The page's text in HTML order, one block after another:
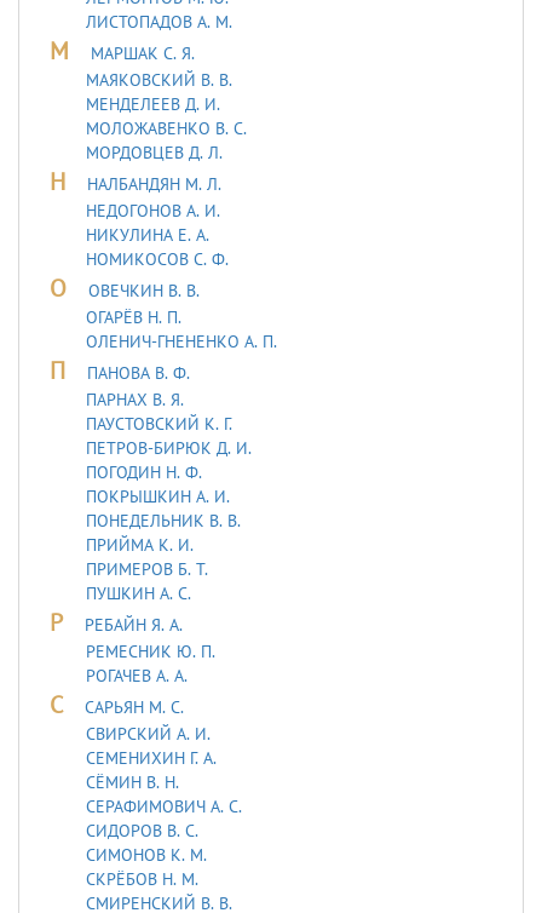
ЛИСТОПАДОВ А. М.
М
МАРШАК С. Я.
МАЯКОВСКИЙ В. В.
МЕНДЕЛЕЕВ Д. И.
МОЛОЖАВEHКО В. С.
МОРДОВЦЕВ Д. Л.
Н
НАЛБАНДЯН М. Л.
НЕДОГОНОВ А. И.
НИКУЛИНА Е. А.
НОМИКОСОВ С. Ф.
О
ОВЕЧКИН В. В.
ОГАРЁВ Н. П.
ОЛЕНИЧ-ГНЕНЕНКО А. П.
П
ПАНОВА В. Ф.
ПАРНАХ В. Я.
ПАУСТОВСКИЙ К. Г.
ПЕТРОВ-БИРЮК Д. И.
ПОГОДИН Н. Ф.
ПОКРЫШКИН А. И.
ПОНЕДЕЛЬНИК В. В.
ПРИЙМА К. И.
ПРИМЕРОВ Б. Т.
ПУШКИН А. С.
Р
РЕБАЙН Я. А.
РЕМЕСНИК Ю. П.
РОГАЧЕВ А. А.
С
САРЬЯH М. С.
СВИРСКИЙ А. И.
СЕМЕНИХИН Г. А.
СЁМИН В. Н.
СЕРАФИМОВИЧ А. С.
СИДОРОВ В. С.
СИМОНОВ К. М.
СКРЁБОВ Н. М.
СМИРЕНСКИЙ В. В.